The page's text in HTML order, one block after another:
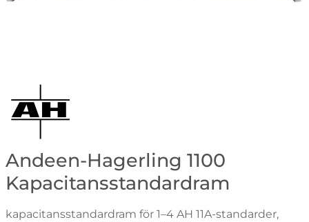
Gå till varumärkessidan för Andeen-Hagerling
Andeen-Hagerling 1100
Kapacitansstandardram
kapacitansstandardram för 1–4 AH 11A-standarder,